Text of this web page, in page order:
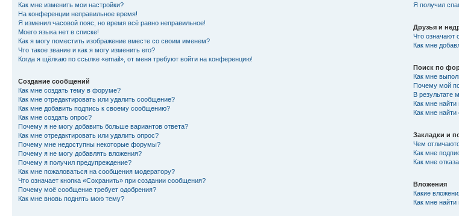
Как мне изменить мои настройки?
На конференции неправильное время!
Я изменил часовой пояс, но время всё равно неправильное!
Моего языка нет в списке!
Как я могу поместить изображение вместе со своим именем?
Что такое звание и как я могу изменить его?
Когда я щёлкаю по ссылке «email», от меня требуют войти на конференцию!
Создание сообщений
Как мне создать тему в форуме?
Как мне отредактировать или удалить сообщение?
Как мне добавить подпись к своему сообщению?
Как мне создать опрос?
Почему я не могу добавить больше вариантов ответа?
Как мне отредактировать или удалить опрос?
Почему мне недоступны некоторые форумы?
Почему я не могу добавлять вложения?
Почему я получил предупреждение?
Как мне пожаловаться на сообщения модератору?
Что означает кнопка «Сохранить» при создании сообщения?
Почему моё сообщение требует одобрения?
Как мне вновь поднять мою тему?
Я получил
Друзья и
Что означают
Как мне
Поиск по
Как мне
Почему мой
В результате
Как мне найти
Как мне
Закладки и
Чем
Как мне
Как мне
Вложения
Какие
Как мне